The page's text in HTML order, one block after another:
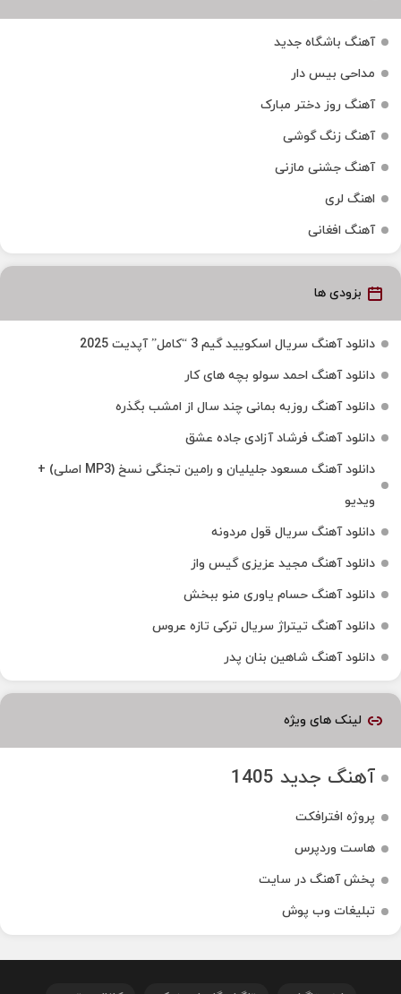
آهنگ باشگاه جدید
مداحی بیس دار
آهنگ روز دختر مبارک
آهنگ زنگ گوشی
آهنگ جشنی مازنی
اهنگ لری
آهنگ افغانی
بزودی ها
دانلود آهنگ سریال اسکویید گیم 3 “کامل” آپدیت 2025
دانلود آهنگ احمد سولو بچه های کار
دانلود آهنگ روزبه بمانی چند سال از امشب بگذره
دانلود آهنگ فرشاد آزادی جاده عشق
دانلود آهنگ مسعود جلیلیان و رامین تجنگی نسخ (MP3 اصلی) +
ویدیو
دانلود آهنگ سریال قول مردونه
دانلود آهنگ مجید عزیزی گیس واز
دانلود آهنگ حسام یاوری منو ببخش
دانلود آهنگ تیتراژ سریال ترکی تازه عروس
دانلود آهنگ شاهین بنان پدر
لینک های ویژه
آهنگ جدید 1405
پروژه افترافکت
هاست وردپرس
پخش آهنگ در سایت
تبلیغات وب پوش